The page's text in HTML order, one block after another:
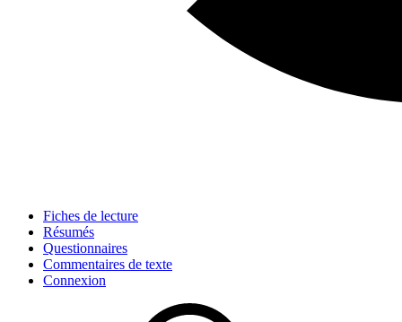
Fiches de lecture
Résumés
Questionnaires
Commentaires de texte
Connexion